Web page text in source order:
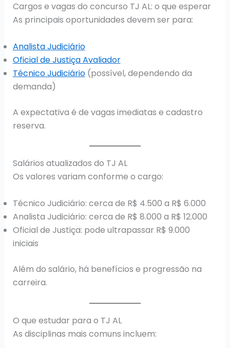
Cargos e vagas do concurso TJ AL: o que esperar
As principais oportunidades devem ser para:
Analista Judiciário
Oficial de Justiça Avaliador
Técnico Judiciário(possível, dependendo da
demanda)
A expectativa é de vagas imediatas e cadastro
reserva.
Salários atualizados do TJ AL
Os valores variam conforme o cargo:
Técnico Judiciário: cerca de R$ 4.500 a R$ 6.000
Analista Judiciário: cerca de R$ 8.000 a R$ 12.000
Oficial de Justiça: pode ultrapassar R$ 9.000
iniciais
Além do salário, há benefícios e progressão na
carreira.
O que estudar para o TJ AL
As disciplinas mais comuns incluem: